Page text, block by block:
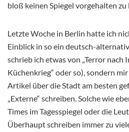
bloß keinen Spiegel vorgehalten zu
Letzte Woche in Berlin hatte ich
Einblick in so ein deutsch-
schrieb ich etwas von „Terror nach
Küchenkrieg“ oder so), sondern
Artikel über die Stadt am besten
„Externe“ schreiben. Solche wie
Times im Tagesspiegel oder die
Überhaupt schreiben immer zu